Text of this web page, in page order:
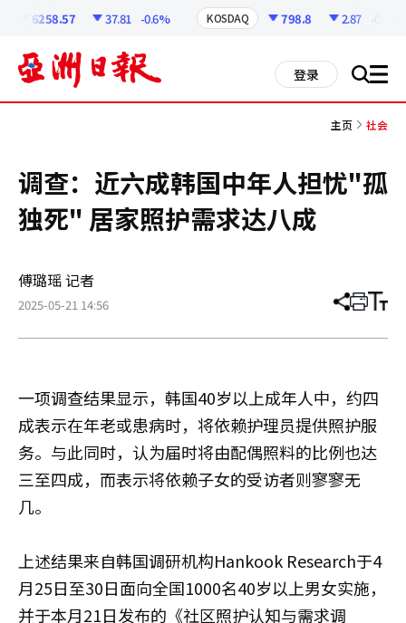
6258.57 37.81 -0.6% KOSDAQ 798.8 2.87 -0.36%
登录 搜 all
主页 社会
调查：近六成韩国中年人担忧"孤
独死" 居家照护需求达八成
傅璐瑶 记者
2025-05-21 14:56 分
章
打 调
小
一项调查结果显示，韩国40岁以上成年人中，约四
成表示在年老或患病时，将依赖护理员提供照护服
务。与此同时，认为届时将由配偶照料的比例也达
三至四成，而表示将依赖子女的受访者则寥寥无
几。
上述结果来自韩国调研机构Hankook Research于4
月25日至30日面向全国1000名40岁以上男女实施，
并于本月21日发布的《社区照护认知与需求调